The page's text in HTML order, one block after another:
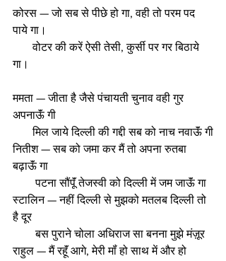
कोरस — जो सब से पीछे हो गा, वही तो परम पद
पाये गा।
       वोटर की करें ऐसी तेसी, कुर्सी पर गर बिठाये
गा।
ममता — जीता है जैसे पंचायती चुनाव वही गुर
अपनाऊॅं गी
       मिल जाये दिल्ली की गद्दी सब को नाच नवाऊॅं गी
नितीश — सब को जमा कर मैं तो अपना रुतबा
बढ़ाऊॅं गा
        पटना सौंपूॅं तेजस्वी को दिल्ली में जम जाऊॅं गा
स्टालिन — नहीं दिल्ली से मुझको मतलब दिल्ली तो
है दूर
        बस पुराने चोला अधिराज सा बनना मुझे मंज़ूर
राहुल — मैं रहूॅं आगे, मेरी मॉं हो साथ में और हो